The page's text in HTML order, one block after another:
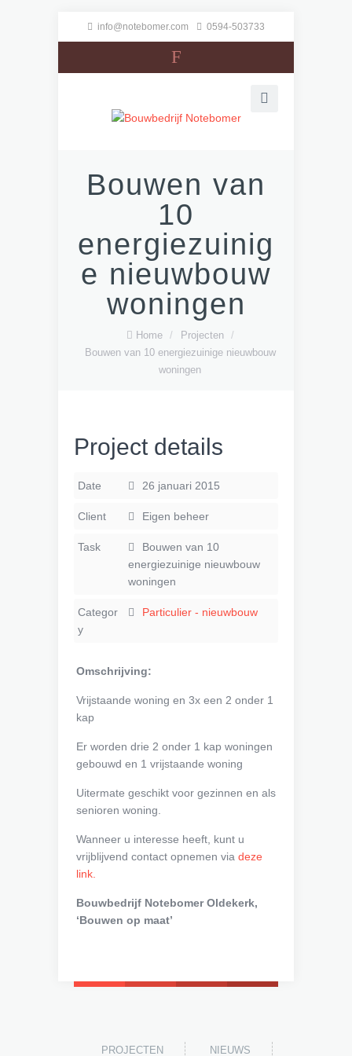
info@notebomer.com 0594-503733
F
Bouwen van
10
energiezuinig
e nieuwbouw
woningen
Home / Projecten
/
Bouwen van 10 energiezuinige nieuwbouw
woningen
Project details
Date 26 januari 2015
Client Eigen beheer
Task
Bouwen van 10
energiezuinige nieuwbouw
woningen
Categor
y
Particulier - nieuwbouw
Omschrijving:
Vrijstaande woning en 3x een 2 onder 1
kap
Er worden drie 2 onder 1 kap woningen
gebouwd en 1 vrijstaande woning
Uitermate geschikt voor gezinnen en als
senioren woning.
Wanneer u interesse heeft, kunt u
vrijblijvend contact opnemen via deze
link.
Bouwbedrijf Notebomer Oldekerk,
‘Bouwen op maat’
PROJECTEN NIEUWS